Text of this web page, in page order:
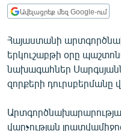
ՀԱՍԱՐԱԿՈՒԹՅՈՒՆ
ՂԱՐԱԲԱՂ
ՊԱՏԵՐԱԶՄԻ 6
ՏԱՐԱԾԱՇՐՋԱՆ
ՄԻՋԱԶԳԱՅԻՆ
Ավելացրեք մեզ Google-ում
Հայաստանի
երկուշաբթի օրը
նախագահներ Սարգսյանն
զորքերի դուրսբերմանը
վարչության